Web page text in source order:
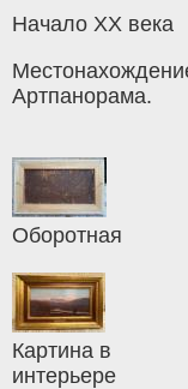
Начало ХХ века
Артпанорама.
Оборотная
Картина в
интерьере